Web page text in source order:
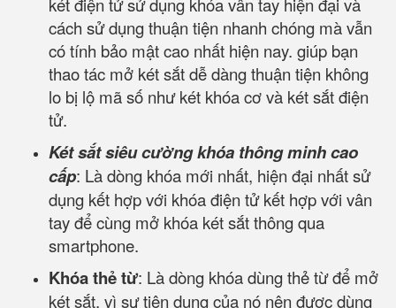
cách sử dụng thuận tiện nhanh chóng mà vẫn
có tính bảo mật cao nhất hiện nay. giúp bạn
thao tác mở két sắt dễ dàng thuận tiện không
lo bị lộ mã số như két khóa cơ và két sắt điện
tử.
Két sắt siêu cường khóa thông minh cao
cấp: Là dòng khóa mới nhất, hiện đại nhất sử
dụng kết hợp với khóa điện tử kết hợp với vân
tay để cùng mở khóa két sắt thông qua
smartphone.
Khóa thẻ từ: Là dòng khóa dùng thẻ từ để mở
két sắt, vì sự tiện dụng của nó nên được dùng